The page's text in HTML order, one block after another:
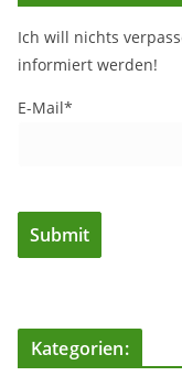
Ich will nichts
informiert werden!
E-Mail*
Kategorien: